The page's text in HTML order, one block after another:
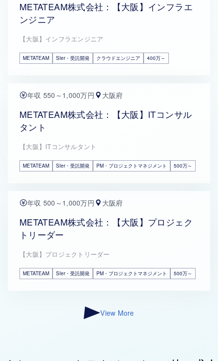
METATEAM株式会社：【大阪】インフラエ
ンジニア
【大阪】インフラエンジニア
METATEAM SIer・受託開発 クラウドエンジニア 400万～
年収 550～1,000万円 大阪府
METATEAM株式会社：【大阪】ITコンサル
タント
【大阪】ITコンサルタント
METATEAM SIer・受託開発 PM・プロジェクトマネジメント 500万～
年収 500～1,000万円 大阪府
METATEAM株式会社：【大阪】プロジェク
トリーダー
【大阪】プロジェクトリーダー
METATEAM SIer・受託開発 PM・プロジェクトマネジメント 500万～
View More